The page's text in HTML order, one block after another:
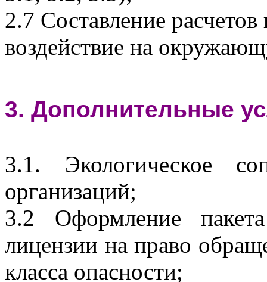
2.7 Составление расчетов
воздействие на
3. Дополнительные
3.1. Экологическое
организаций;
3.2 Оформление
лицензии на право
класса опасности;